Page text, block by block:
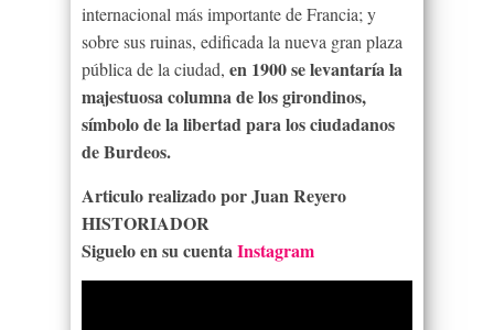
internacional más importante de Francia; y
sobre sus ruinas, edificada la nueva gran plaza
pública de la ciudad, en 1900 se levantaría la
majestuosa columna de los girondinos,
símbolo de la libertad para los ciudadanos
de Burdeos.
Articulo realizado por Juan Reyero
HISTORIADOR
Siguelo en su cuentaInstagram